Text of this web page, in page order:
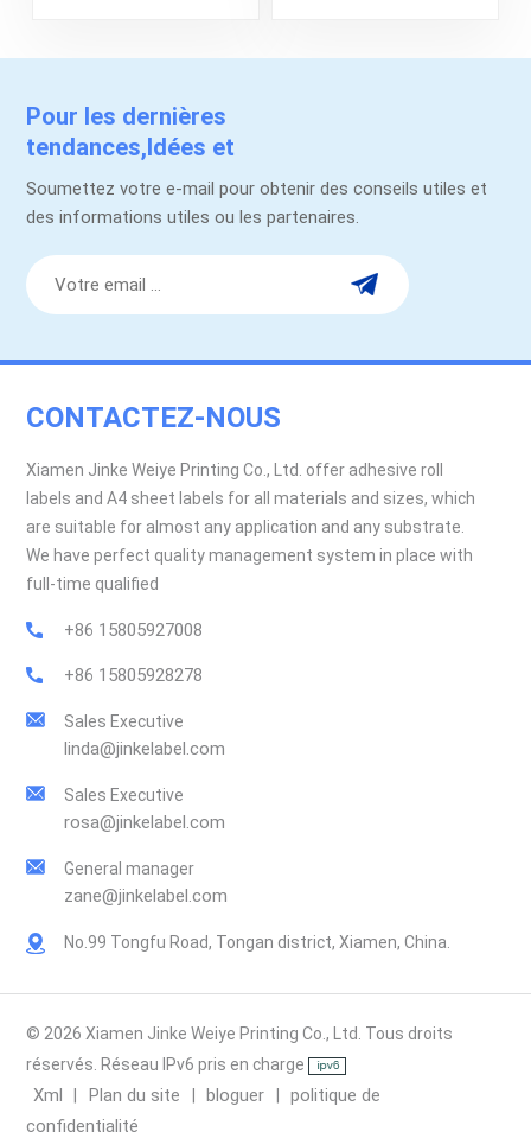
Pour les dernières
tendances,Idées et
promotions.
Soumettez votre e-mail pour obtenir des conseils utiles et
des informations utiles ou les partenaires.
CONTACTEZ-NOUS
Xiamen Jinke Weiye Printing Co., Ltd. offer adhesive roll
labels and A4 sheet labels for all materials and sizes, which
are suitable for almost any application and any substrate.
We have perfect quality management system in place with
full-time qualified
+86 15805927008
+86 15805928278
Sales Executive
linda@jinkelabel.com
Sales Executive
rosa@jinkelabel.com
General manager
zane@jinkelabel.com
No.99 Tongfu Road, Tongan district, Xiamen, China.
© 2026 Xiamen Jinke Weiye Printing Co., Ltd. Tous droits
réservés. Réseau IPv6 pris en charge
Xml Plan du site bloguer
politique de
confidentialité